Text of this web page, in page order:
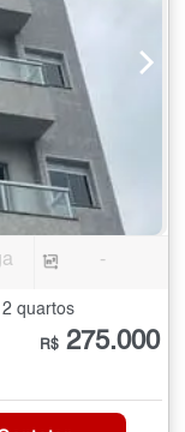
-
quartos
R$ 275.000